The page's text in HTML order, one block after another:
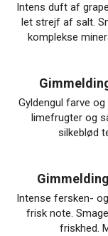
Intens duft af
let strejf af salt.
komplekse
Gyldengul farve
limefrugter og
silkeblød
Intense fersken-
frisk note.
friskhed.